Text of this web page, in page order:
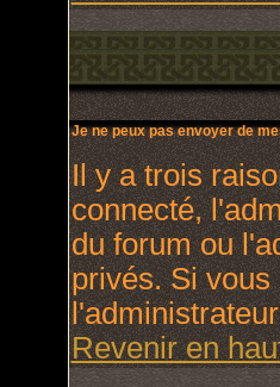
Je ne peux pas envoyer de
Il y a trois
connecté,
du forum ou
privés. Si vous
Revenir en